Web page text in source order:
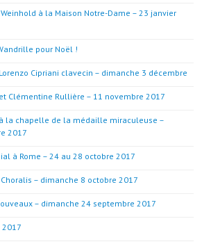
à la Maison Notre-Dame – 23 janvier
pour Noël !
Cipriani clavecin – dimanche 3 décembre
Clémentine Rullière – 11 novembre 2017
la chapelle de la médaille miraculeuse –
2017
à Rome – 24 au 28 octobre 2017
– dimanche 8 octobre 2017
– dimanche 24 septembre 2017
2017